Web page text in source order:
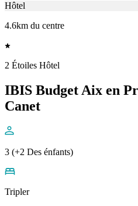
Hôtel
4.6km du centre
2 Étoiles Hôtel
IBIS Budget Aix en
Canet
3 (+2 Des énfants)
Tripler